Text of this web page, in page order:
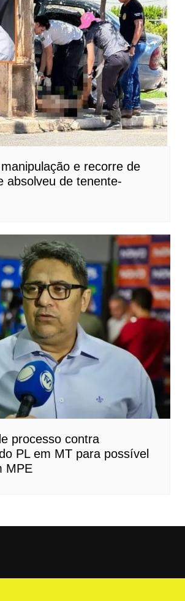
e recorre de
absolveu de tenente-
processo contra
PL em MT para possível
MPE